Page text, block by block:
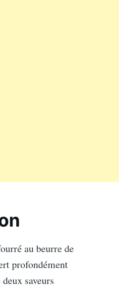
au beurre de
profondément
saveurs